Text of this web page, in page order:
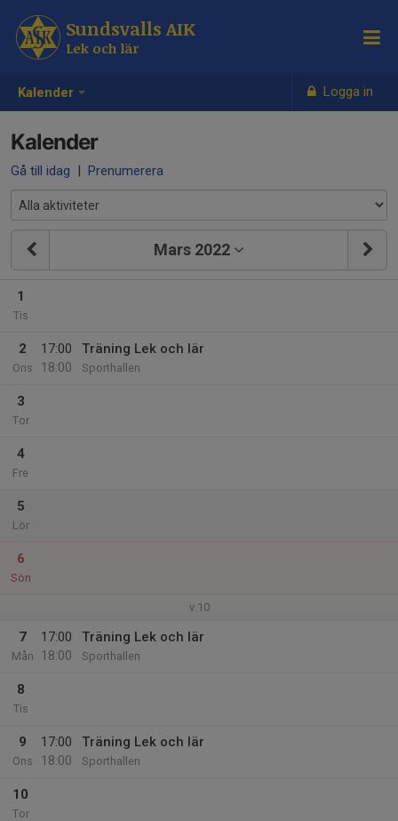
Kalender Logga in
Sundsvalls AIK
Lek och lär
Kalender
Gå till idag | Prenumerera
Mars 2022
1
Tis
2
Ons
17:00
18:00
Träning Lek och lär
Sporthallen
3
Tor
4
Fre
5
Lör
6
Sön
v.10
7
Mån
17:00
18:00
Träning Lek och lär
Sporthallen
8
Tis
9
Ons
17:00
18:00
Träning Lek och lär
Sporthallen
10
Tor